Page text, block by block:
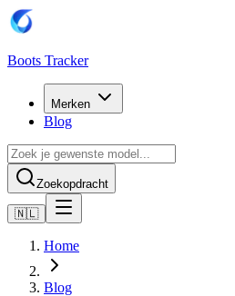
Boots Tracker
Merken
Blog
Zoekopdracht
🇳🇱
Home
Blog